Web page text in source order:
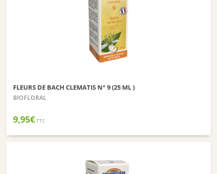
FLEURS DE BACH CLEMATIS N° 9 (25 ML )
BIOFLORAL
9,95€ TTC